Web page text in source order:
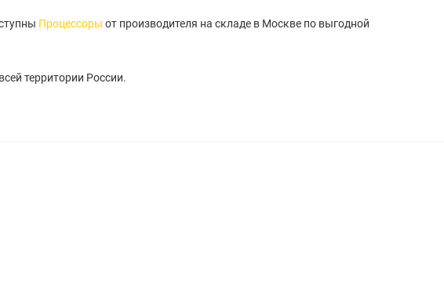
Процессоры от производителя на складе в Москве по выгодной
территории России.